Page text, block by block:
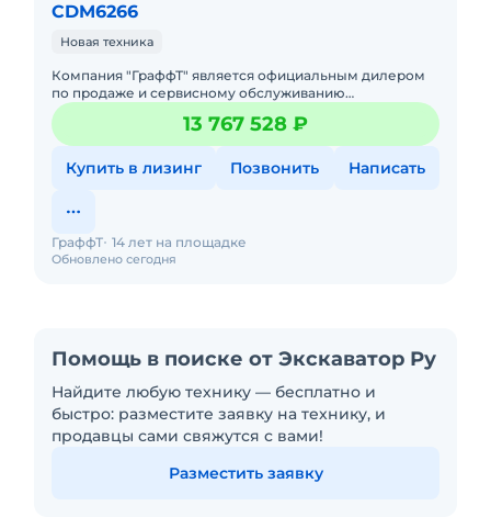
CDM6266
Новая техника
Компания "ГраффТ" является официальным дилером
по продаже и сервисному обслуживанию
экскаваторов Lonking.Предлагаем вам Гусеничный
экскаватор Lonking CDM6266и д
13 767 528 ₽
Купить в лизинг Позвонить Написать
Обновлено сегодня
ГраффТ 14 лет на площадке
Помощь в поиске от Экскаватор Ру
Найдите любую технику — бесплатно и
быстро: разместите заявку на технику, и
продавцы сами свяжутся с вами!
Разместить заявку